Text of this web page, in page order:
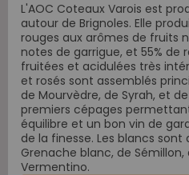
L'AOC Coteaux Varois est
autour de Brignoles. Elle
rouges aux arômes de fruits
notes de garrigue, et 55% de
fruitées et acidulées très
et rosés sont assemblés
de Mourvèdre, de Syrah, et
premiers cépages
équilibre et un bon vin de
de la finesse. Les blancs
Grenache blanc, de
Vermentino.